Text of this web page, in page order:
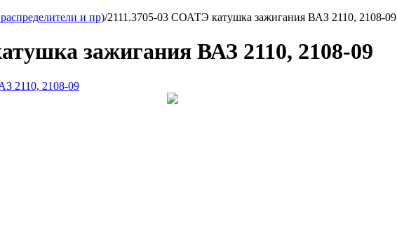
и пр)/2111.3705-03 СОАТЭ катушка зажигания ВАЗ 2110, 2108-09
зажигания ВАЗ 2110, 2108-09